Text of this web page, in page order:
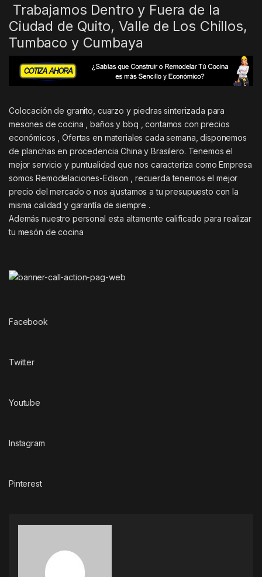
Trabajamos Dentro y Fuera de la
Ciudad de Quito, Valle de Los Chillos,
Tumbaco y Cumbaya
Colocación de granito, cuarzo y piedras sinterizada para
mesones de cocina , baños y bbq , contamos con precios
económicos , Ofertas en materiales cada semana, disponemos
de planchas en procedencia China y Brasilero. Tenemos el
mejor servicio y puntualidad que nos caracteriza como Empresa
somos Remodelaciones-Edison , recuerda tenemos el mejor
precio del mercado o nos ajustamos a tu presupuesto con la
misma calidad y garantía de siempre .
Además nuestro personal esta altamente calificado para realizar
tu mesón de cocina
Facebook
Twitter
Youtube
Instagram
Pinterest